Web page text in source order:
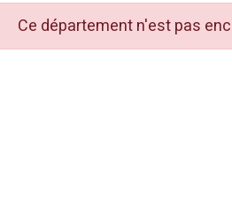
Ce département n'est pas